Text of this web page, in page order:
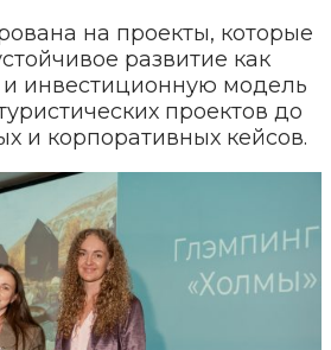
на проекты, которые
развитие как
инвестиционную модель
проектов до
и корпоративных кейсов.